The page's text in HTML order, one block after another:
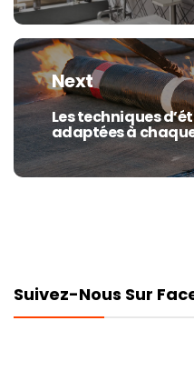
Next
Next
post:
Les techniques
adaptées à
Suivez-Nous Sur